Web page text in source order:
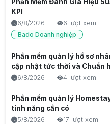
KPI
6/8/2026
6 lượt xem
Bado Doanh nghiệp
Phần mềm quản lý hồ sơ
cập nhật tức thời và Chuẩn
6/8/2026 4 lượt xem
Phần mềm quản lý
tính năng cần có
5/8/2026
17 lượt xem